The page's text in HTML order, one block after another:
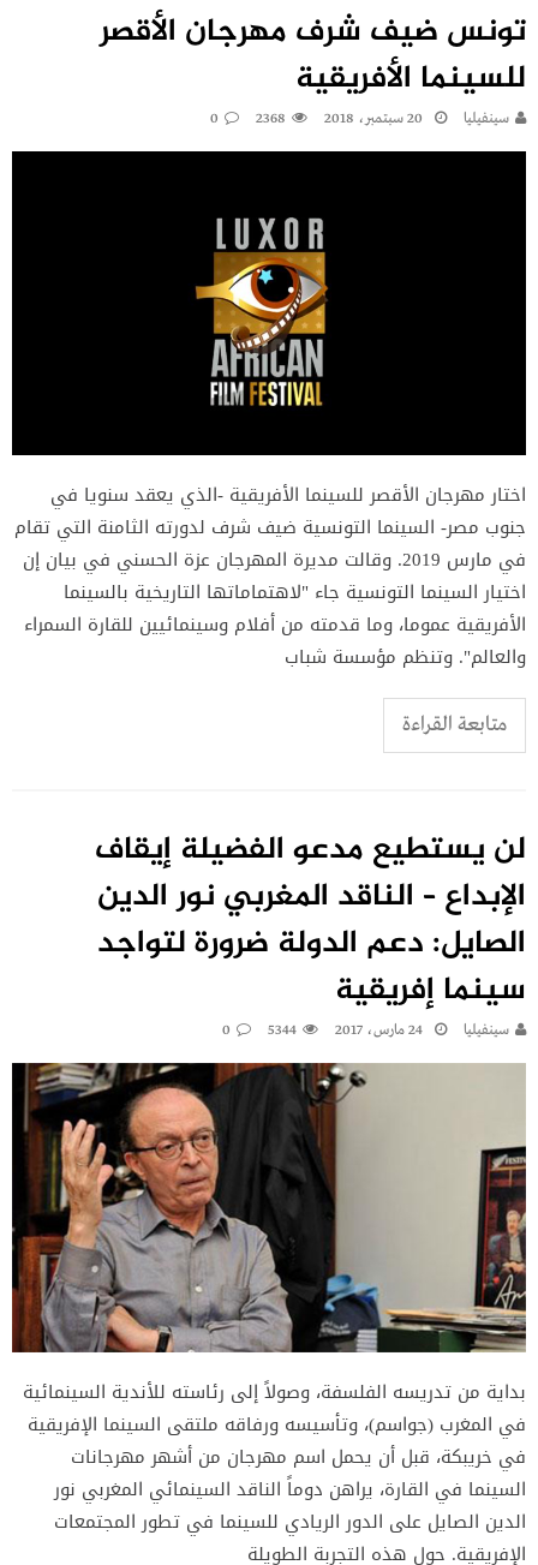
تونس ضيف شرف مهرجان الأقصر
للسينما الأفريقية
سينفيليا 20 سبتمبر، 2018 2368
0
اختار مهرجان الأقصر للسينما الأفريقية -الذي يعقد سنويا في
جنوب مصر- السينما التونسية ضيف شرف لدورته الثامنة التي تقام
في مارس 2019. وقالت مديرة المهرجان عزة الحسني في بيان إن
اختيار السينما التونسية جاء "لاهتماماتها التاريخية بالسينما
الأفريقية عموما، وما قدمته من أفلام وسينمائيين للقارة السمراء
والعالم". وتنظم مؤسسة شباب
متابعة القراءة
لن يستطيع مدعو الفضيلة إيقاف
الإبداع – الناقد المغربي نور الدين
الصايل: دعم الدولة ضرورة لتواجد
سينما إفريقية
سينفيليا 24 مارس، 2017 5344
0
بداية من تدريسه الفلسفة، وصولاً إلى رئاسته للأندية السينمائية
في المغرب (جواسم)، وتأسيسه ورفاقه ملتقى السينما الإفريقية
في خريبكة، قبل أن يحمل اسم مهرجان من أشهر مهرجانات
السينما في القارة، يراهن دوماً الناقد السينمائي المغربي نور
الدين الصايل على الدور الريادي للسينما في تطور المجتمعات
الإفريقية. حول هذه التجربة الطويلة